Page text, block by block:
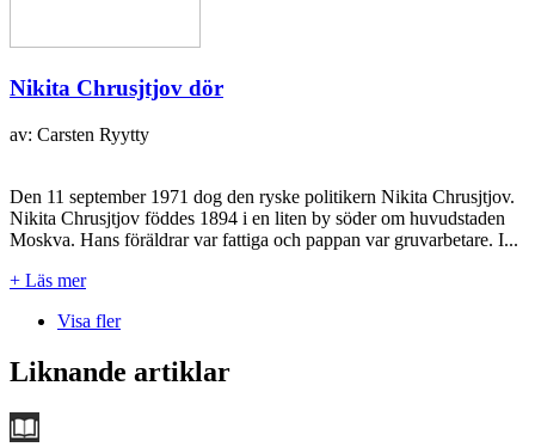
Nikita Chrusjtjov dör
av: Carsten Ryytty
Den 11 september 1971 dog den ryske politikern Nikita Chrusjtjov.
Nikita Chrusjtjov föddes 1894 i en liten by söder om huvudstaden
Moskva. Hans föräldrar var fattiga och pappan var gruvarbetare. I...
+ Läs mer
Visa fler
Liknande artiklar